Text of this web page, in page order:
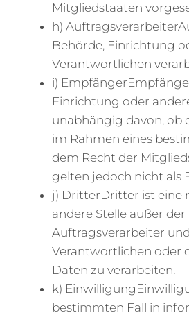
Mitgliedstaaten
h)
Behörde, Einrichtung
Verantwortlichen
i)
Einrichtung oder
unabhängig davon, ob
im Rahmen eines
dem Recht der
gelten jedoch nicht als
j) DritterDritter ist eine
andere Stelle außer
Auftragsverarbeiter
Verantwortlichen oder
Daten zu verarbeiten.
k)
bestimmten Fall in